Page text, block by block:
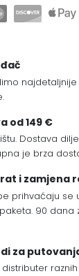
od 149 €
Dostava
je brza
i zamjena
prihvaćaju se
90 dana
za